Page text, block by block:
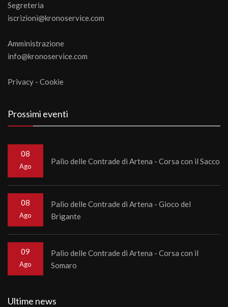
Segreteria
iscrizioni@kronoservice.com
Amministrazione
info@kronoservice.com
Privacy - Cookie
Prossimi eventi
08
Ago
Palio delle Contrade di Artena - Corsa con il Sacco
08
Ago
Palio delle Contrade di Artena - Gioco del
Brigante
09
Ago
Palio delle Contrade di Artena - Corsa con il
Somaro
Ultime news